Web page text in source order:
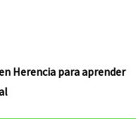
Herencia para aprender